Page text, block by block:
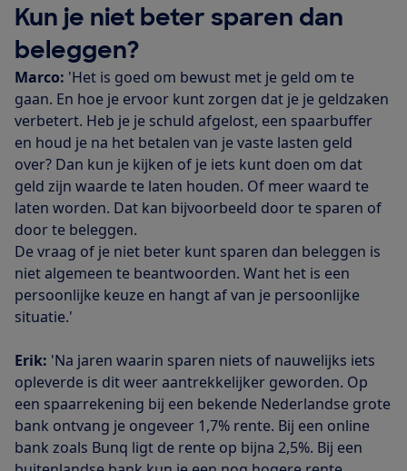
Kun je niet beter sparen dan
beleggen?
Marco: 'Het is goed om bewust met je geld om te
gaan. En hoe je ervoor kunt zorgen dat je je geldzaken
verbetert. Heb je je schuld afgelost, een spaarbuffer
en houd je na het betalen van je vaste lasten geld
over? Dan kun je kijken of je iets kunt doen om dat
geld zijn waarde te laten houden. Of meer waard te
laten worden. Dat kan bijvoorbeeld door te sparen of
door te beleggen.
De vraag of je niet beter kunt sparen dan beleggen is
niet algemeen te beantwoorden. Want het is een
persoonlijke keuze en hangt af van je persoonlijke
situatie.'
Erik: 'Na jaren waarin sparen niets of nauwelijks iets
opleverde is dit weer aantrekkelijker geworden. Op
een spaarrekening bij een bekende Nederlandse grote
bank ontvang je ongeveer 1,7% rente. Bij een online
bank zoals Bunq ligt de rente op bijna 2,5%. Bij een